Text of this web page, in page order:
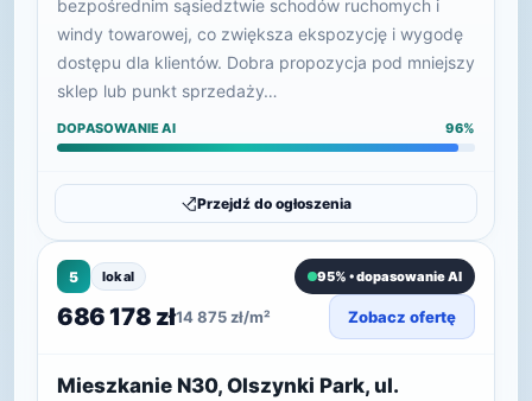
bezpośrednim sąsiedztwie schodów ruchomych i
windy towarowej, co zwiększa ekspozycję i wygodę
dostępu dla klientów. Dobra propozycja pod mniejszy
sklep lub punkt sprzedaży…
DOPASOWANIE AI 96%
Przejdź do ogłoszenia
5 lokal 95% • dopasowanie AI
686 178 zł14 875 zł/m² Zobacz ofertę
Mieszkanie N30, Olszynki Park, ul.